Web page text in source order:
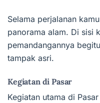
Selama perjalanan
panorama alam. Di sisi
pemandangannya
tampak asri.
Kegiatan di Pasar
Kegiatan utama di